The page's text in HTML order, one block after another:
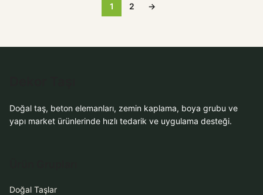
Sipariş
Sipariş
1 2 →
Doğal taş, beton elemanları, zemin kaplama, boya grubu ve
yapı market ürünlerinde hızlı tedarik ve uygulama desteği.
Doğal Taşlar